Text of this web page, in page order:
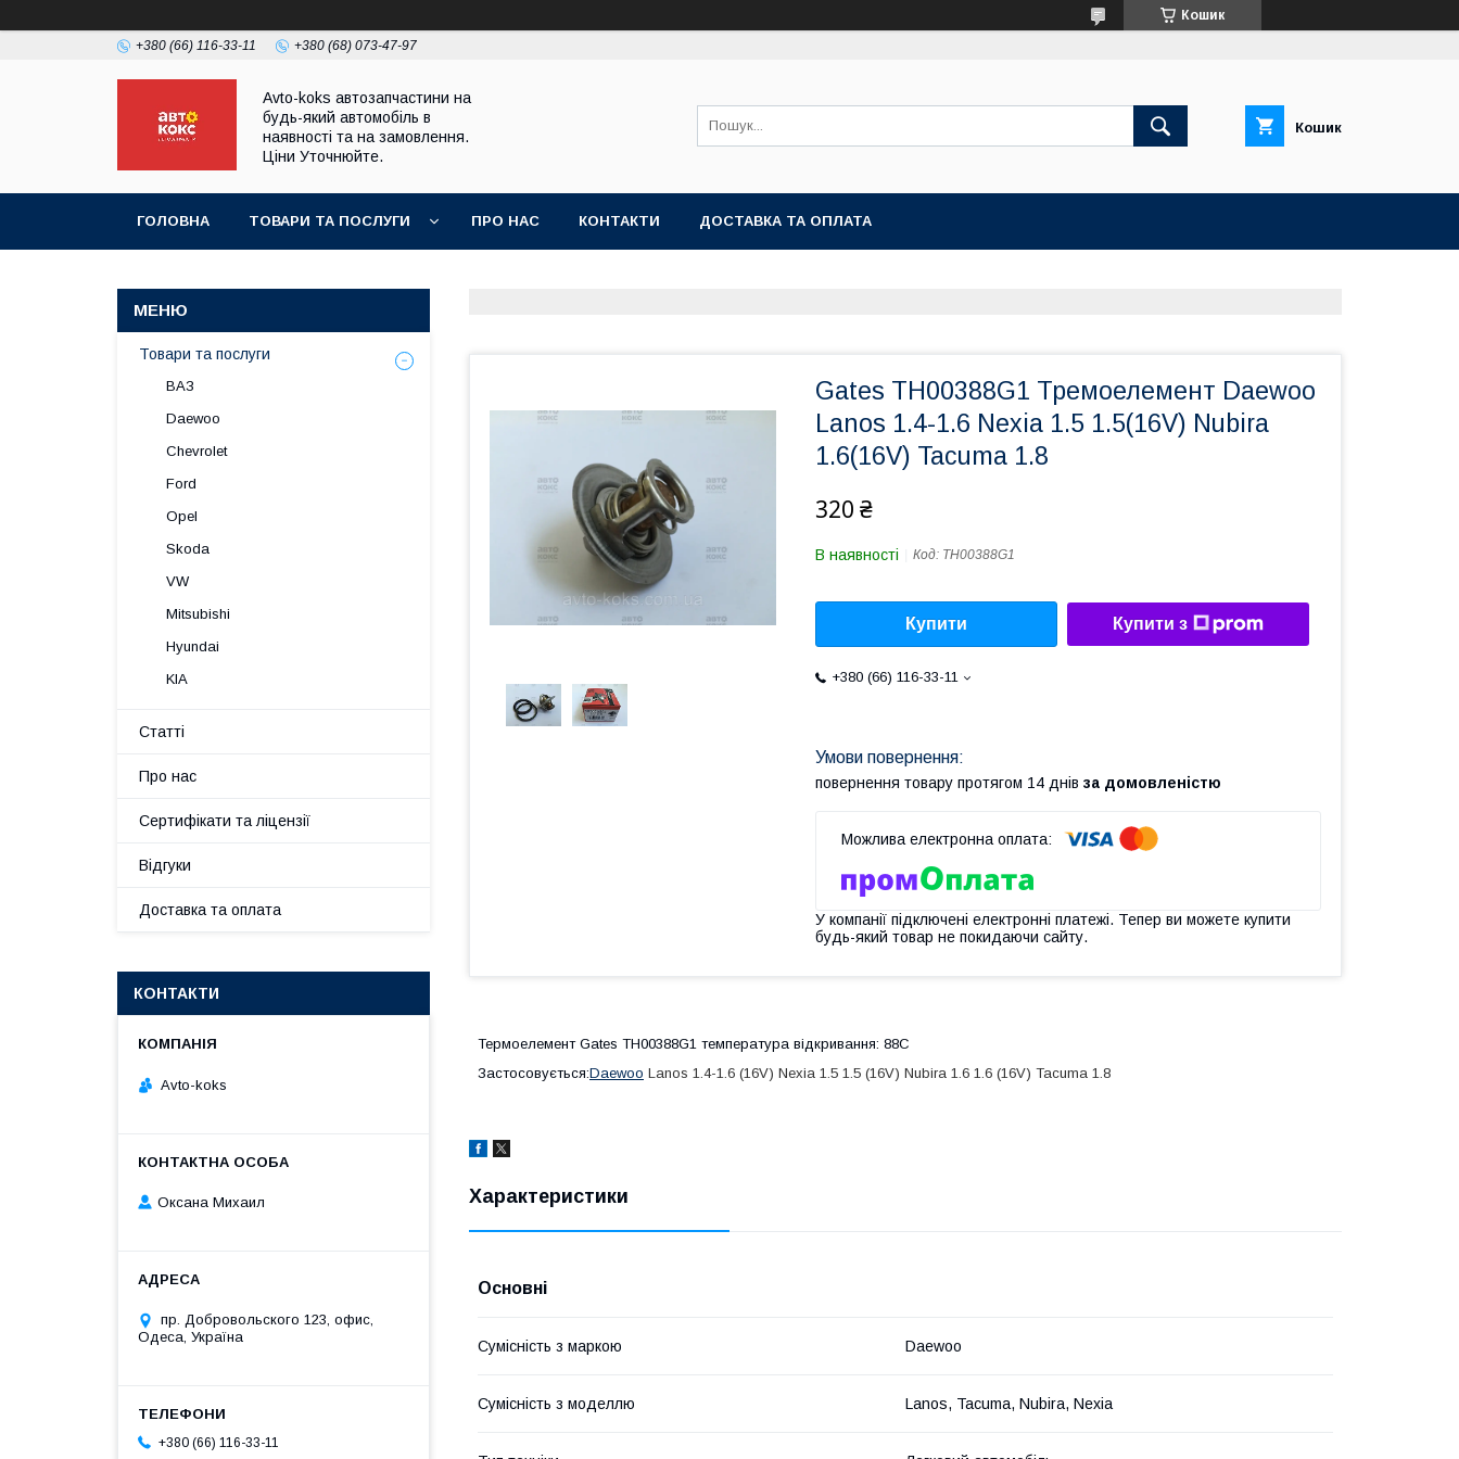
Кошик
+380 (66) 116-33-11 +380 (68) 073-47-97
Avto-koks автозапчастини на
будь-який автомобіль в
наявності та на замовлення.
Ціни Уточнюйте.
Кошик
ГОЛОВНА ТОВАРИ ТА ПОСЛУГИ ПРО НАС КОНТАКТИ ДОСТАВКА ТА ОПЛАТА
Gates TH00388G1 Тремоелемент Daewoo
Lanos 1.4-1.6 Nexia 1.5 1.5(16V) Nubira
1.6(16V) Tacuma 1.8
320 ₴
В наявності Код: TH00388G1
Купити Купити з
+380 (66) 116-33-11
повернення товару протягом 14 днів за домовленістю
У компанії підключені електронні платежі. Тепер ви можете купити
будь-який товар не покидаючи сайту.
Термоелемент Gates TH00388G1 температура відкривання: 88С
Застосовується:Daewoo Lanos 1.4-1.6 (16V) Nexia 1.5 1.5 (16V) Nubira 1.6 1.6 (16V) Tacuma 1.8
Характеристики
Основні
Сумісність з маркою Daewoo
Сумісність з моделлю Lanos, Tacuma, Nubira, Nexia
Товари та послуги
ВАЗ
Daewoo
Chevrolet
Ford
Opel
Skoda
VW
Mitsubishi
Hyundai
KIA
Статті
Про нас
Сертифікати та ліцензії
Відгуки
Доставка та оплата
КОНТАКТИ
Avto-koks
Оксана Михаил
пр. Добровольского 123, офис,
Одеса, Україна
+380 (66) 116-33-11